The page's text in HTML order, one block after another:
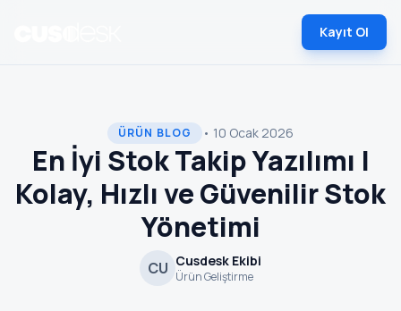
Kayıt Ol
ÜRÜN BLOG • 10 Ocak 2026
En İyi Stok Takip Yazılımı |
Kolay, Hızlı ve Güvenilir Stok
Yönetimi
CU Cusdesk Ekibi
Ürün Geliştirme